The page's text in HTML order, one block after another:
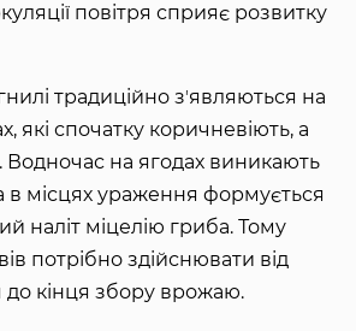
повітря сприяє розвитку
традиційно зʼявляються на
які спочатку коричневіють, а
Водночас на ягодах виникають
в місцях ураження формується
наліт міцелію гриба. Тому
потрібно здійснювати від
до кінця збору врожаю.